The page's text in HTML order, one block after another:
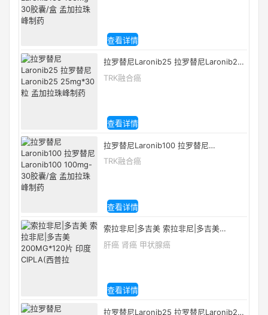
查看详情
拉罗替尼Laronib25 拉罗替尼Laronib25
25mg*30粒 孟加拉珠峰制药
TRK融合癌
查看详情
拉罗替尼Laronib100 拉罗替尼
Laronib100 100mg-30胶囊/盒 孟加拉珠
TRK融合癌
查看详情
索拉非尼|多吉美 索拉非尼|多吉美
200MG*120片 印度CIPLA(西普拉
肝癌 肾癌 甲状腺癌
查看详情
拉罗替尼Laronib25 拉罗替尼Laronib25